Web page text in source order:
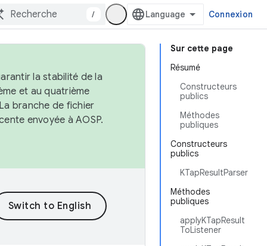
/ Connexion
Sur cette page
Résumé
Constructeurs
publics
Méthodes
publiques
Constructeurs
publics
KTapResultParser
Méthodes
publiques
applyKTapResult
ToListener
la stabilité de la
et au quatrième
branche de fichier
envoyée à AOSP.